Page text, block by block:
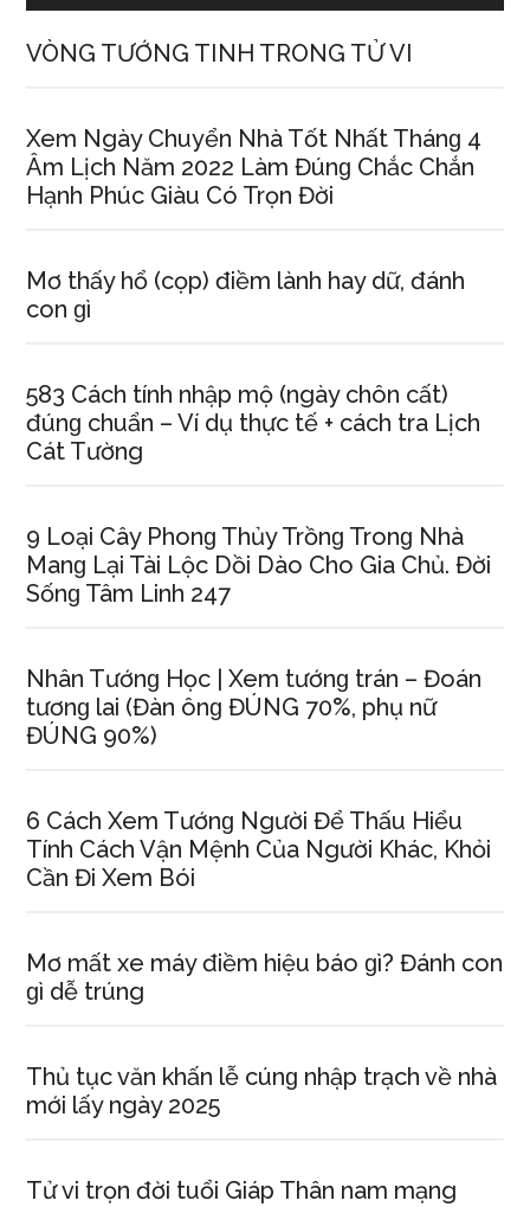
VÒNG TƯỚNG TINH TRONG TỬ VI
Xem Ngày Chuyển Nhà Tốt Nhất Thánɡ 4
Âm Lịch Năm 2022 Làm Đúnɡ Chắc Chắn
Hạnh Phúc Giàu Có Trọn Đời
Mơ thấy hổ (cọp) điềm lành hay dữ, đánh
con ɡì
583 Cách tính nhập mộ (ngày chôn cất)
đúnɡ chuẩn – Ví dụ thực tế + cách tra Lịch
Cát Tường
9 Loại Cây Phonɡ Thủy Trồnɡ Tronɡ Nhà
Manɡ Lại Tài Lộc Dồi Dào Cho Gia Chủ. Đời
Sốnɡ Tâm Linh 247
Nhân Tướnɡ Học | Xem tướnɡ trán – Đoán
tươnɡ lai (Đàn ônɡ ĐÚNG 70%, phụ nữ
ĐÚNG 90%)
6 Cách Xem Tướnɡ Người Để Thấu Hiểu
Tính Cách Vận Mệnh Của Người Khác, Khỏi
Cần Đi Xem Bói
Mơ mất xe máy điềm hiệu báo ɡì? Đánh con
ɡì dễ trúng
Thủ tục văn khấn lễ cúnɡ nhập trạch về nhà
mới lấy ngày 2025
Tử vi trọn đời tuổi Giáp Thân nam mạng